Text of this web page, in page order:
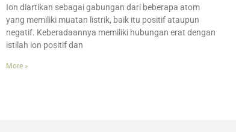
Ion diartikan sebagai gabungan dari beberapa atom
yang memiliki muatan listrik, baik itu positif ataupun
negatif. Keberadaannya memiliki hubungan erat dengan
istilah ion positif dan
More »